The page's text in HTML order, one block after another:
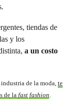
tiendas de
y los
a un costo
industria de la moda, te
de la fast fashion.